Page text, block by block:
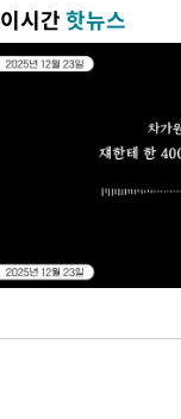
이시간핫뉴스